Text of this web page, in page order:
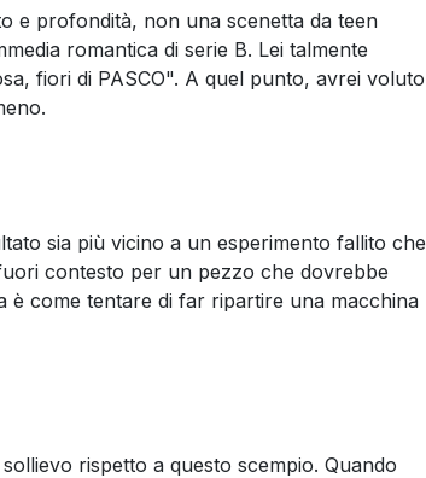
e profondità, non una scenetta da teen
romantica di serie B. Lei talmente
fiori di PASCO". A quel punto, avrei voluto
sia più vicino a un esperimento fallito che
contesto per un pezzo che dovrebbe
è come tentare di far ripartire una macchina
rispetto a questo scempio. Quando